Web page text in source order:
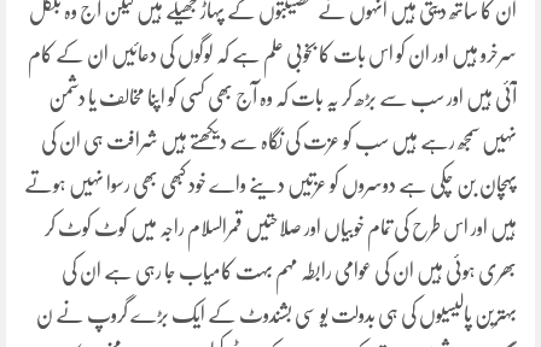
ان کا ساتھ دیتی ہیں انہوں نے مصیبتوں کے پہاڑ جھیلے ہیں لیکن آج وہ بلکل
سرخرو ہیں اور ان کو اس بات کا بخوبی علم ہے کہ لوگوں کی دعائیں ان کے کام
آئی ہیں اور سب سے بڑھ کر یہ بات کہ وہ آج بھی کسی کو اپنا مخالف یا دشمن
نہیں سمجھ رہے ہیں سب کو عزت کی نگاہ سے دیکھتے ہیں شرافت ہی ان کی
پہچان بن چکی ہے دوسروں کو عزتیں دینے واے خود کبھی بھی رسوا نہیں ہوتے
ہیں اور اس طرح کی تمام خوبیاں اور صلاحتیں قمرالسلام راجہ میں کوٹ کوٹ کر
بھری ہوئی ہیں ان کی عوامی رابطہ مہم بہت کامیاب جا رہی ہے ان کی
بہترین پالیسیوں کی ہی بدولت یو سی بشندوٹ کے ایک بڑے گروپ نے ن